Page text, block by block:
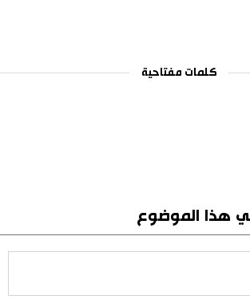
كلمات مفتاحية
هذا الموضوع